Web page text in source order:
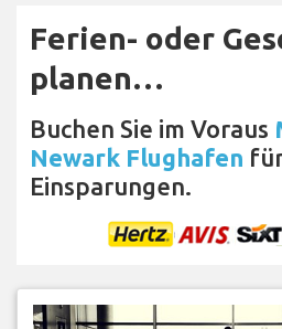
Ferien- oder
planen…
Buchen Sie im Voraus
Newark Flughafen
Einsparungen.